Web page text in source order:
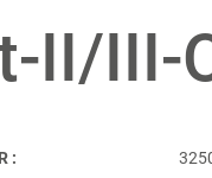
II/III-